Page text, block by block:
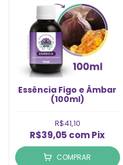
Essência Figo e Âmbar
(100ml)
R$41,10
R$39,05 comPix
COMPRAR